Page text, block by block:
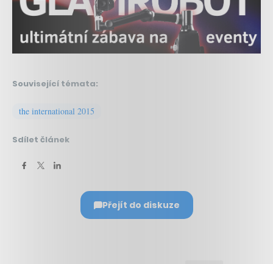
Související témata:
the international 2015
Sdílet článek
Přejít do diskuze